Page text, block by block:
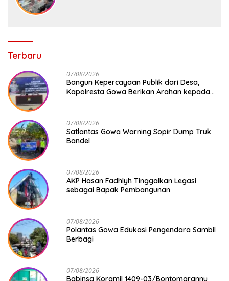
Terbaru
07/08/2026
Bangun Kepercayaan Publik dari Desa,
Kapolresta Gowa Berikan Arahan kepada
07/08/2026
Satlantas Gowa Warning Sopir Dump Truk
Bandel
07/08/2026
AKP Hasan Fadhlyh Tinggalkan Legasi
sebagai Bapak Pembangunan
07/08/2026
Polantas Gowa Edukasi Pengendara Sambil
Berbagi
07/08/2026
Babinsa Koramil 1409-03/Bontomarannu